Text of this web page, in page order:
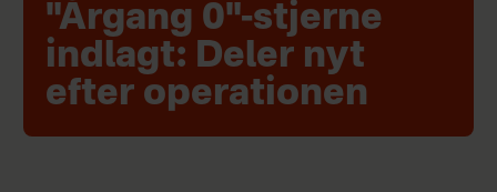
"Årgang 0"-stjerne
indlagt: Deler nyt
efter operationen